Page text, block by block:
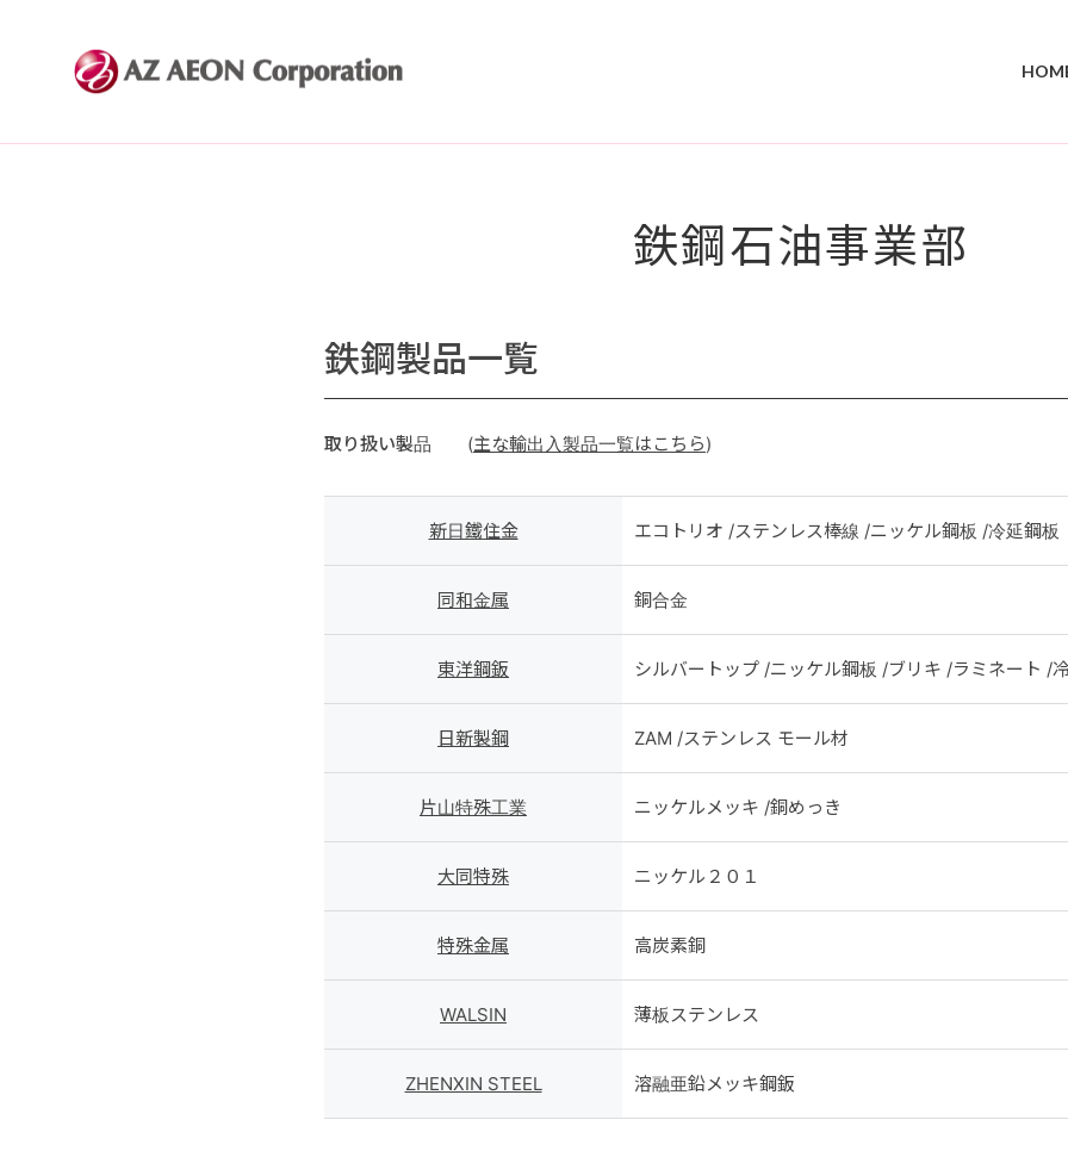
鉄鋼石油事業部
鉄鋼製品一覧
取り扱い製品 (主な輸出入製品一覧はこちら)
新日鐵住金 エコトリオ /ステンレス棒線 /ニッケル鋼板 /冷延鋼板
同和金属 銅合金
東洋鋼鈑 シルバートップ /ニッケル鋼板 /ブリキ /ラミネート /
日新製鋼 ZAM /ステンレス モール材
片山特殊工業 ニッケルメッキ /銅めっき
大同特殊 ニッケル２０１
特殊金属 高炭素銅
WALSIN 薄板ステンレス
ZHENXIN STEEL 溶融亜鉛メッキ鋼鈑